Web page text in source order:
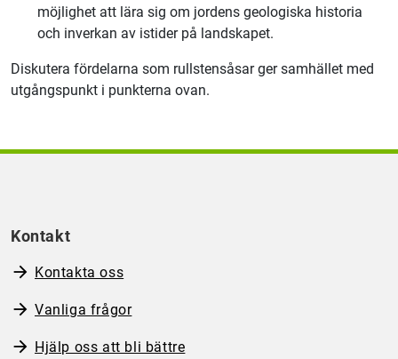
möjlighet att lära sig om jordens geologiska historia
och inverkan av istider på landskapet.
Diskutera fördelarna som rullstensåsar ger samhället med
utgångspunkt i punkterna ovan.
Kontakt
Kontakta oss
Vanliga frågor
Hjälp oss att bli bättre